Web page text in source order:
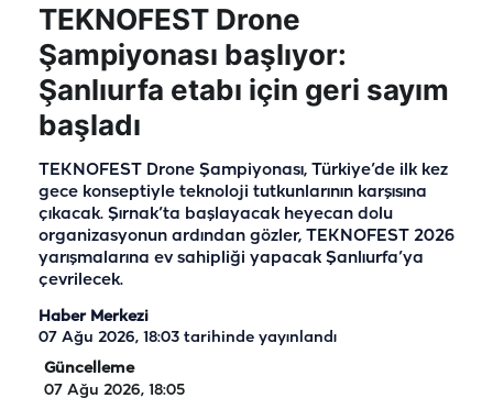
TEKNOFEST Drone
Şampiyonası başlıyor:
Şanlıurfa etabı için geri sayım
başladı
TEKNOFEST Drone Şampiyonası, Türkiye’de ilk kez
gece konseptiyle teknoloji tutkunlarının karşısına
çıkacak. Şırnak’ta başlayacak heyecan dolu
organizasyonun ardından gözler, TEKNOFEST 2026
yarışmalarına ev sahipliği yapacak Şanlıurfa’ya
çevrilecek.
Haber Merkezi
07 Ağu 2026, 18:03 tarihinde yayınlandı
Güncelleme
07 Ağu 2026, 18:05